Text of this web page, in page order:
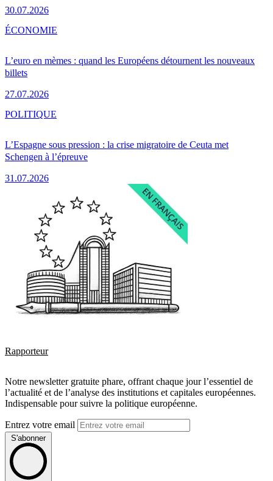
30.07.2026
L’euro en mèmes : quand les Européens détournent les nouveaux
billets
27.07.2026
ÉCONOMIE
L’Espagne sous pression : la crise migratoire de Ceuta met
Schengen à l’épreuve
31.07.2026
POLITIQUE
Rapporteur
Notre newsletter gratuite phare, offrant chaque jour l’essentiel de
l’actualité et de l’analyse des institutions et capitales européennes.
Indispensable pour suivre la politique européenne.
Entrez votre email
S'abonner